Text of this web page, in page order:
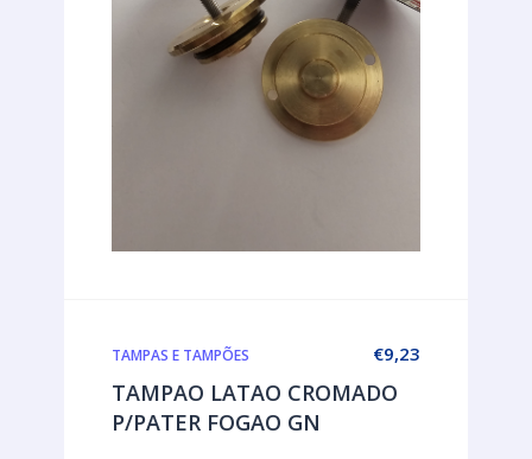
€9,23
TAMPAS E TAMPÕES
TAMPAO LATAO CROMADO
P/PATER FOGAO GN